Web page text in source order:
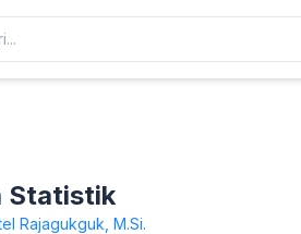
Statistik
Rajagukguk, M.Si.